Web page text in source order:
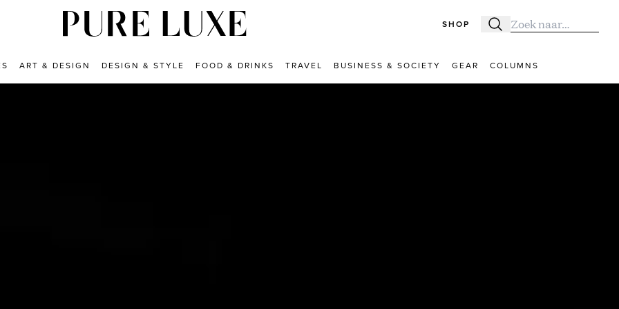
SHOP Zoeken
Zoek naar:
ART & DESIGN DESIGN & STYLE FOOD & DRINKS TRAVEL BUSINESS & SOCIETY GEAR COLUMNS